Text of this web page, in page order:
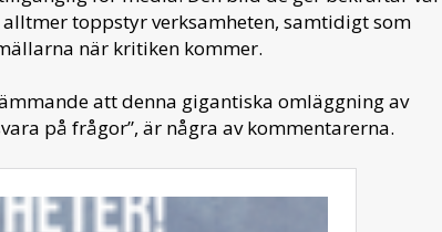
toppstyr verksamheten, samtidigt som
när kritiken kommer.
att denna gigantiska omläggning av
på frågor”, är några av kommentarerna.